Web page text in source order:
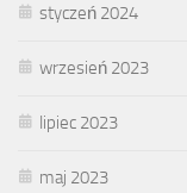
styczeń 2024
wrzesień 2023
lipiec 2023
maj 2023